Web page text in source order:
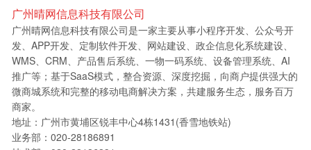
广州晴网信息科技有限公司
广州晴网信息科技有限公司是一家主要从事小程序开发、公众号开
发、APP开发、定制软件开发、网站建设、政企信息化系统建设、
WMS、CRM、产品售后系统、一物一码系统、设备管理系统、AI
推广等；基于SaaS模式，整合资源、深度挖掘，向商户提供强大的
微商城系统和完整的移动电商解决方案，共建服务生态，服务百万
商家。
地址：广州市黄埔区锐丰中心4栋1431(香雪地铁站)
业务部：020-28186891